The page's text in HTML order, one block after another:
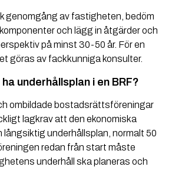
genomgång av fastigheten, bedöm
och lägg in åtgärder och
på minst 30-50 år. För en
göras av fackkunniga konsulter.
underhållsplan i en BRF?
ombildade bostadsrättsföreningar
lagkrav att den ekonomiska
långsiktig underhållsplan, normalt 50
redan från start måste
underhåll ska planeras och